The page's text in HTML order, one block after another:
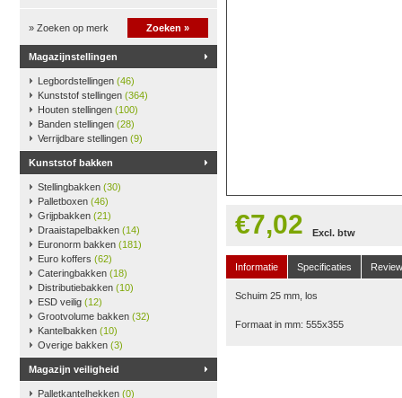
» Zoeken op merk Zoeken »
Magazijnstellingen
Legbordstellingen (46)
Kunststof stellingen (364)
Houten stellingen (100)
Banden stellingen (28)
Verrijdbare stellingen (9)
Kunststof bakken
Stellingbakken (30)
Palletboxen (46)
Grijpbakken (21)
Draaistapelbakken (14)
Euronorm bakken (181)
Euro koffers (62)
Cateringbakken (18)
Distributiebakken (10)
ESD veilig (12)
Grootvolume bakken (32)
Kantelbakken (10)
Overige bakken (3)
Magazijn veiligheid
Palletkantelhekken (0)
€7,02 Excl. btw
Informatie Specificaties
Schuim 25 mm, los
Formaat in mm: 555x355